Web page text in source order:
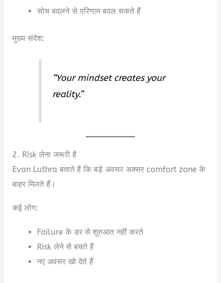
सोच बदलने से परिणाम बदल सकते हैं
मुख्य संदेश:
“Your mindset creates your
reality.”
2. Risk लेना जरूरी है
Evan Luthra बताते हैं कि बड़े अवसर अक्सर comfort zone के
बाहर मिलते हैं।
कई लोग:
Failure के डर से शुरुआत नहीं करते
Risk लेने से बचते हैं
नए अवसर खो देते हैं